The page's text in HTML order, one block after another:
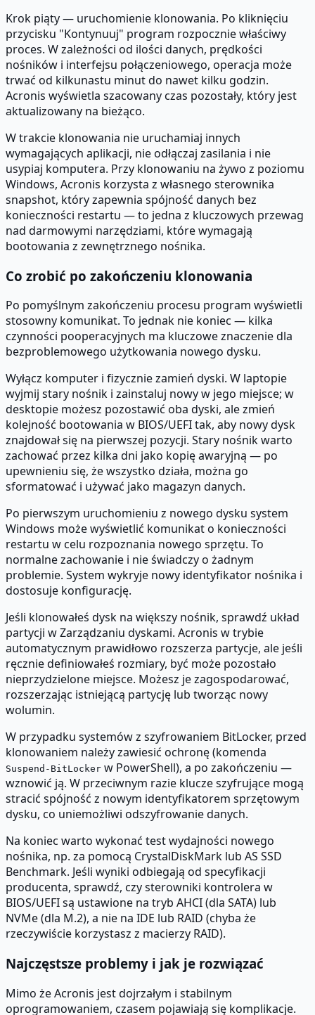
Krok piąty — uruchomienie klonowania. Po kliknięciu
przycisku "Kontynuuj" program rozpocznie właściwy
proces. W zależności od ilości danych, prędkości
nośników i interfejsu połączeniowego, operacja może
trwać od kilkunastu minut do nawet kilku godzin.
Acronis wyświetla szacowany czas pozostały, który jest
aktualizowany na bieżąco.
W trakcie klonowania nie uruchamiaj innych
wymagających aplikacji, nie odłączaj zasilania i nie
usypiaj komputera. Przy klonowaniu na żywo z poziomu
Windows, Acronis korzysta z własnego sterownika
snapshot, który zapewnia spójność danych bez
konieczności restartu — to jedna z kluczowych przewag
nad darmowymi narzędziami, które wymagają
bootowania z zewnętrznego nośnika.
Co zrobić po zakończeniu klonowania
Po pomyślnym zakończeniu procesu program wyświetli
stosowny komunikat. To jednak nie koniec — kilka
czynności pooperacyjnych ma kluczowe znaczenie dla
bezproblemowego użytkowania nowego dysku.
Wyłącz komputer i fizycznie zamień dyski. W laptopie
wyjmij stary nośnik i zainstaluj nowy w jego miejsce; w
desktopie możesz pozostawić oba dyski, ale zmień
kolejność bootowania w BIOS/UEFI tak, aby nowy dysk
znajdował się na pierwszej pozycji. Stary nośnik warto
zachować przez kilka dni jako kopię awaryjną — po
upewnieniu się, że wszystko działa, można go
sformatować i używać jako magazyn danych.
Po pierwszym uruchomieniu z nowego dysku system
Windows może wyświetlić komunikat o konieczności
restartu w celu rozpoznania nowego sprzętu. To
normalne zachowanie i nie świadczy o żadnym
problemie. System wykryje nowy identyfikator nośnika i
dostosuje konfigurację.
Jeśli klonowałeś dysk na większy nośnik, sprawdź układ
partycji w Zarządzaniu dyskami. Acronis w trybie
automatycznym prawidłowo rozszerza partycje, ale jeśli
ręcznie definiowałeś rozmiary, być może pozostało
nieprzydzielone miejsce. Możesz je zagospodarować,
rozszerzając istniejącą partycję lub tworząc nowy
wolumin.
W przypadku systemów z szyfrowaniem BitLocker, przed
klonowaniem należy zawiesić ochronę (komenda
Suspend-BitLocker w PowerShell), a po zakończeniu —
wznowić ją. W przeciwnym razie klucze szyfrujące mogą
stracić spójność z nowym identyfikatorem sprzętowym
dysku, co uniemożliwi odszyfrowanie danych.
Na koniec warto wykonać test wydajności nowego
nośnika, np. za pomocą CrystalDiskMark lub AS SSD
Benchmark. Jeśli wyniki odbiegają od specyfikacji
producenta, sprawdź, czy sterowniki kontrolera w
BIOS/UEFI są ustawione na tryb AHCI (dla SATA) lub
NVMe (dla M.2), a nie na IDE lub RAID (chyba że
rzeczywiście korzystasz z macierzy RAID).
Najczęstsze problemy i jak je rozwiązać
Mimo że Acronis jest dojrzałym i stabilnym
oprogramowaniem, czasem pojawiają się komplikacje.